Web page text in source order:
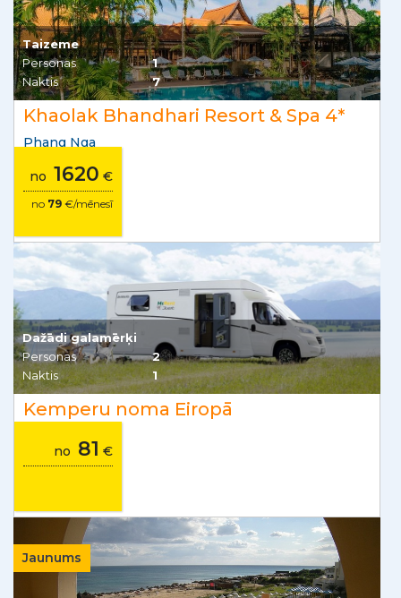
Taizeme
Personas
1
Naktis
7
Khaolak Bhandhari Resort & Spa 4*
Phang Nga
no 1620 €
no 79 €/mēnesī
Dažādi galamērķi
Personas
2
Naktis
1
Kemperu noma Eiropā
no 81 €
Jaunums